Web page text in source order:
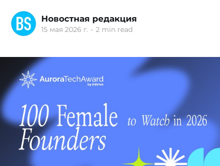
Новостная редакция
15 мая 2026 г. • 2 min read